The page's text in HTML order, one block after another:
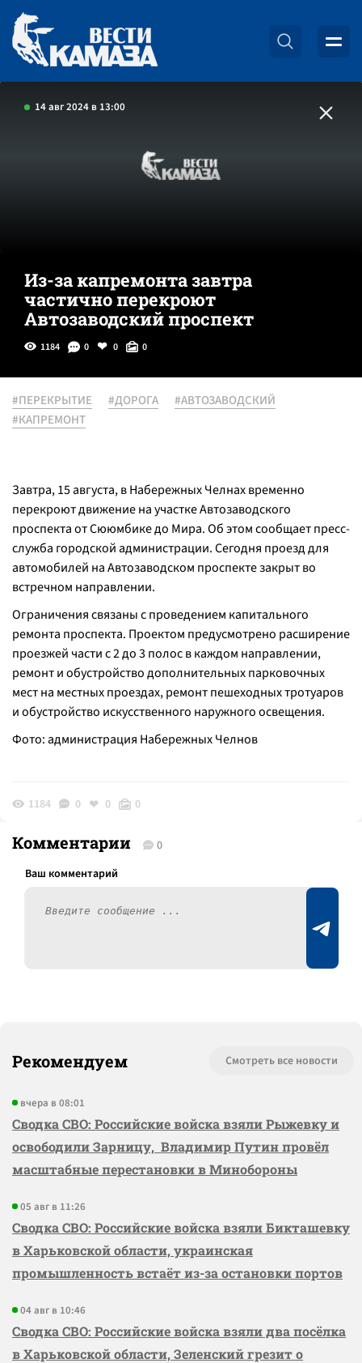
14 авг 2024 в 13:00
Из-за капремонта завтра
частично перекроют
Автозаводский проспект
1184 0 0 0
#ПЕРЕКРЫТИЕ #ДОРОГА
#АВТОЗАВОДСКИЙ
#КАПРЕМОНТ
Завтра, 15 августа, в Набережных Челнах временно
перекроют движение на участке Автозаводского
проспекта от Сююмбике до Мира. Об этом сообщает пресс-
служба городской администрации. Сегодня проезд для
автомобилей на Автозаводском проспекте закрыт во
встречном направлении.
Ограничения связаны с проведением капитального
ремонта проспекта. Проектом предусмотрено расширение
проезжей части с 2 до 3 полос в каждом направлении,
ремонт и обустройство дополнительных парковочных
мест на местных проездах, ремонт пешеходных тротуаров
и обустройство искусственного наружного освещения.
Фото: администрация Набережных Челнов
1184 0 0 0
Комментарии 0
Рекомендуем Смотреть все новости
вчера в 08:01
Сводка СВО: Российские войска взяли Рыжевку и
освободили Зарницу, Владимир Путин провёл
масштабные перестановки в Минобороны
05 авг в 11:26
Сводка СВО: Российские войска взяли Бикташевку
в Харьковской области, украинская
промышленность встаёт из-за остановки портов
04 авг в 10:46
Сводка СВО: Российские войска взяли два посёлка
в Харьковской области, Зеленский грезит о